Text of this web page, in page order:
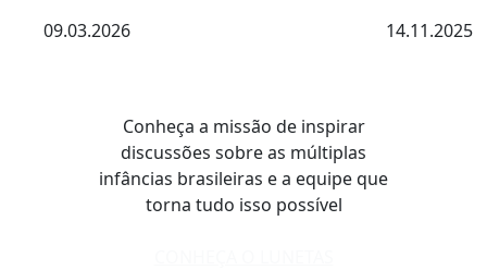
09.03.2026
14.11.2025
Conheça a missão de inspirar
discussões sobre as múltiplas
infâncias brasileiras e a equipe que
torna tudo isso possível